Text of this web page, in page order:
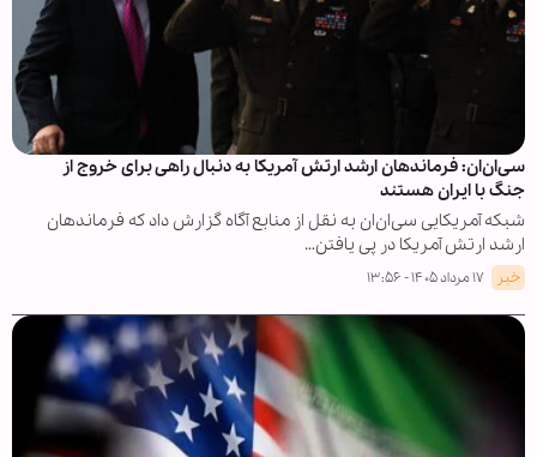
سی‌ان‌ان: فرماندهان ارشد ارتش آمریکا به دنبال راهی برای خروج از
جنگ با ایران هستند
شبکه آمریکایی سی‌ان‌ان به نقل از منابع آگاه گزارش داد که فرماندهان
ارشد ارتش آمریکا در پی یافتن…
خبر ۱۷ مرداد ۱۴۰۵ - ۱۳:۵۶